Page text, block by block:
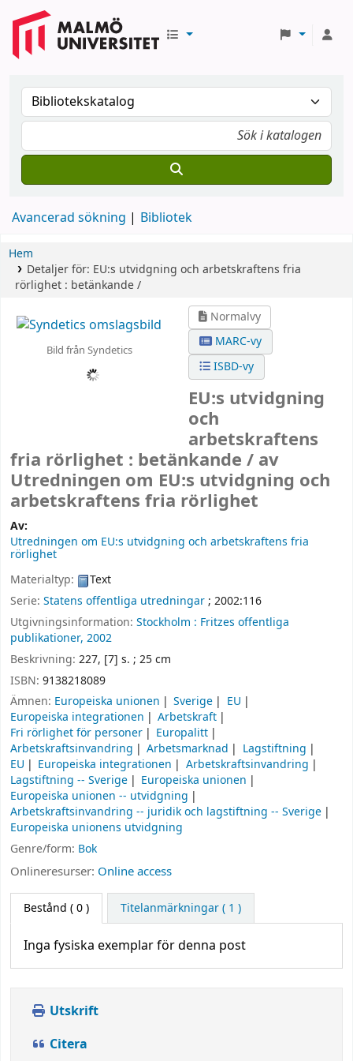
Avancerad sökning Bibliotek
Hem
Detaljer för: EU:s utvidgning och arbetskraftens fria
rörlighet : betänkande /
Bild från Syndetics
Normalvy
MARC-vy
ISBD-vy
EU:s utvidgning
och
arbetskraftens
fria rörlighet : betänkande / av
Utredningen om EU:s utvidgning och
arbetskraftens fria rörlighet
Av:
Utredningen om EU:s utvidgning och arbetskraftens fria
rörlighet
Materialtyp:
Text
Serie: Statens offentliga utredningar; 2002:116
Utgivningsinformation: Stockholm : Fritzes offentliga
publikationer, 2002
Beskrivning: 227, [7] s. ; 25 cm
ISBN: 9138218089
Ämnen: Europeiska unionen Sverige
EU
Europeiska integrationen
Arbetskraft
Fri rörlighet för personer
Europalitt
Arbetskraftsinvandring
Arbetsmarknad
Lagstiftning
EU
Europeiska integrationen
Arbetskraftsinvandring
Lagstiftning -- Sverige
Europeiska unionen
Europeiska unionen -- utvidgning
Arbetskraftsinvandring -- juridik och lagstiftning -- Sverige
Europeiska unionens utvidgning
Genre/form: Bok
Onlineresurser: Online access
Bestånd ( 0 ) Titelanmärkningar ( 1 )
Inga fysiska exemplar för denna post
Utskrift
Citera